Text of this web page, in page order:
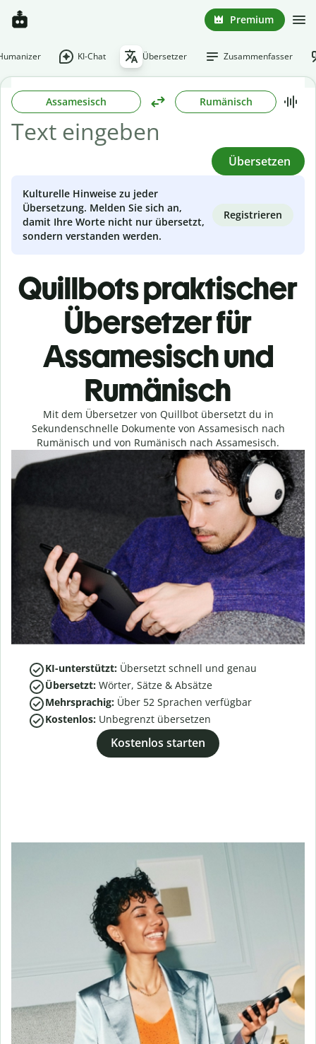
Premium
KI-Chat Übersetzer Zusammenfasser
Assamesisch Rumänisch
Übersetzen
Kulturelle Hinweise zu jeder
Übersetzung. Melden Sie sich an,
damit Ihre Worte nicht nur übersetzt,
sondern verstanden werden.
Registrieren
Quillbots praktischer
Übersetzer für
Assamesisch und
Rumänisch
Mit dem Übersetzer von Quillbot übersetzt du in
Sekundenschnelle Dokumente von Assamesisch nach
Rumänisch und von Rumänisch nach Assamesisch.
KI-unterstützt: Übersetzt schnell und genau
Übersetzt: Wörter, Sätze & Absätze
Mehrsprachig: Über 52 Sprachen verfügbar
Kostenlos: Unbegrenzt übersetzen
Kostenlos starten